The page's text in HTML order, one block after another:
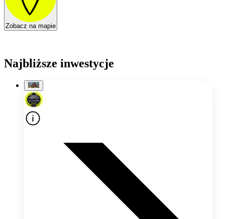
Zobacz na mapie
Najbliższe inwestycje